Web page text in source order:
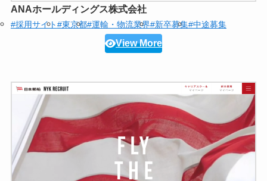
ANAホールディングス株式会社
#採用サイト#東京都#運輸・物流業界#新卒募集#中途募集
View More